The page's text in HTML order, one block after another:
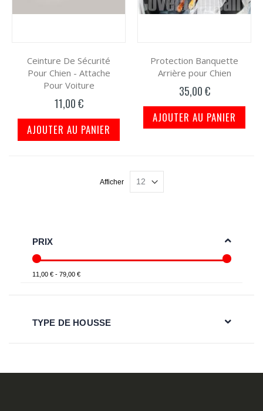
Ceinture De Sécurité
Pour Chien - Attache
Pour Voiture
11,00 €
AJOUTER AU PANIER
Protection Banquette
Arrière pour Chien
35,00 €
AJOUTER AU PANIER
Afficher
PRIX
11,00 € - 79,00 €
TYPE DE HOUSSE